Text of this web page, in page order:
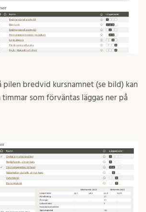
pilen bredvid kursnamnet (se bild) kan
timmar som förväntas läggas ner på